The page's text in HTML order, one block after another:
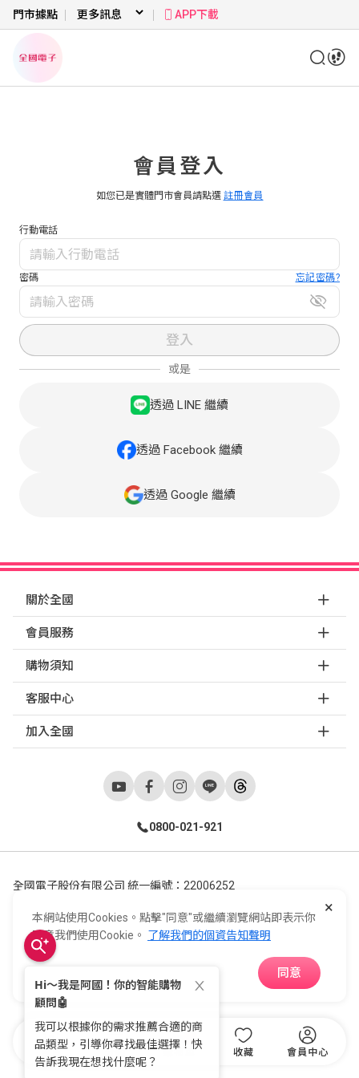
門市據點 APP下載
會員登入
如您已是實體門市會員請點選 註冊會員
行動電話
密碼 忘記密碼?
登入
或是
透過 LINE 繼續
透過 Facebook 繼續
透過 Google 繼續
關於全國
會員服務
購物須知
客服中心
加入全國
0800-021-921
全國電子股份有限公司 統一編號：22006252
Copyright ©2026© E-Life Co., Ltd. All Rights Reserved.
首頁 分類 購物車 收藏 會員中心
×
本網站使用Cookies。點擊"同意"或繼續瀏覽網站即表示你
同意我們使用Cookie。 了解我們的個資告知聲明
同意